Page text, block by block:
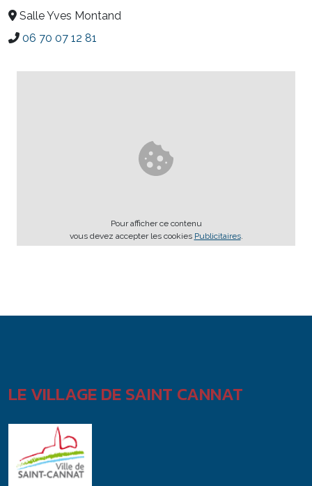
Salle Yves Montand
06 70 07 12 81
Pour afficher ce contenu
vous devez accepter les cookies Publicitaires.
LE VILLAGE DE SAINT CANNAT